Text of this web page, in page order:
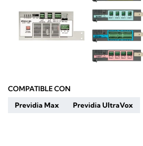
COMPATIBLE CON
Previdia Max
Previdia UltraVox